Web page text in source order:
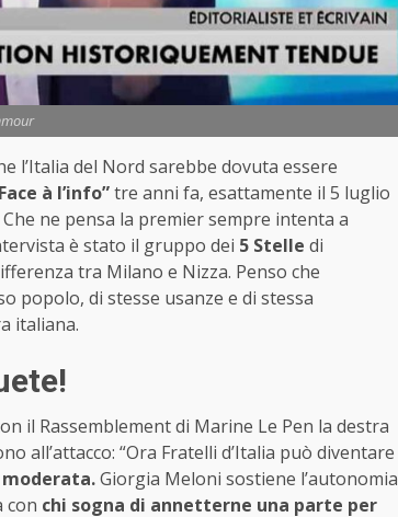
l’Italia del Nord sarebbe dovuta essere
à l’info”tre anni fa, esattamente il 5 luglio
ne pensa la premier sempre intenta a
è stato il gruppo dei 5 Stelle di
tra Milano e Nizza. Penso che
popolo, di stesse usanze e di stessa
italiana.
il Rassemblement di Marine Le Pen la destra
all’attacco: “Ora Fratelli d’Italia può diventare
Giorgia Meloni sostiene l’autonomia
con chi sogna di annetterne una parte per